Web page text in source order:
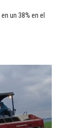
un 38% en el